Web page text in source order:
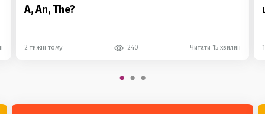
A, An, The?
2 тижні тому 240 Читати 15 хвилин